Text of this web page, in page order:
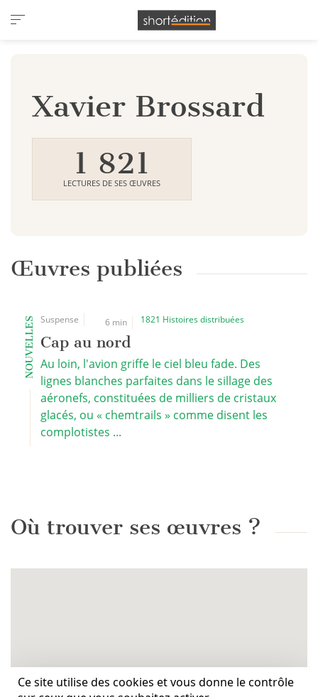
Panneau de gestion des cookies
Xavier Brossard
1 821
LECTURES DE SES ŒUVRES
Œuvres publiées
NOUVELLES Suspense 6 min 1821 Histoires distribuées
Cap au nord
Au loin, l'avion griffe le ciel bleu fade. Des
lignes blanches parfaites dans le sillage des
aéronefs, constituées de milliers de cristaux
glacés, ou « chemtrails » comme disent les
complotistes ...
Où trouver ses œuvres ?